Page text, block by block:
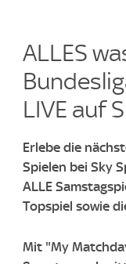
ALLES
LIVE auf
Erlebe die
Spielen bei Sky
ALLE
Topspiel sowie
Mit "My